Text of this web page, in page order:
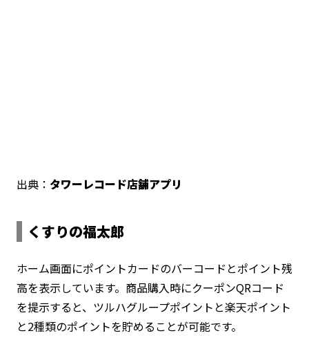
出典： タワーレコード店舗アプリ
くすりの福太郎
ホーム画面にポイントカードのバーコードとポイント残
高を表示しています。商品購入時にクーポンQRコード
を提示すると、ツルハグループポイントと楽天ポイント
と2種類のポイントを貯めることが可能です。